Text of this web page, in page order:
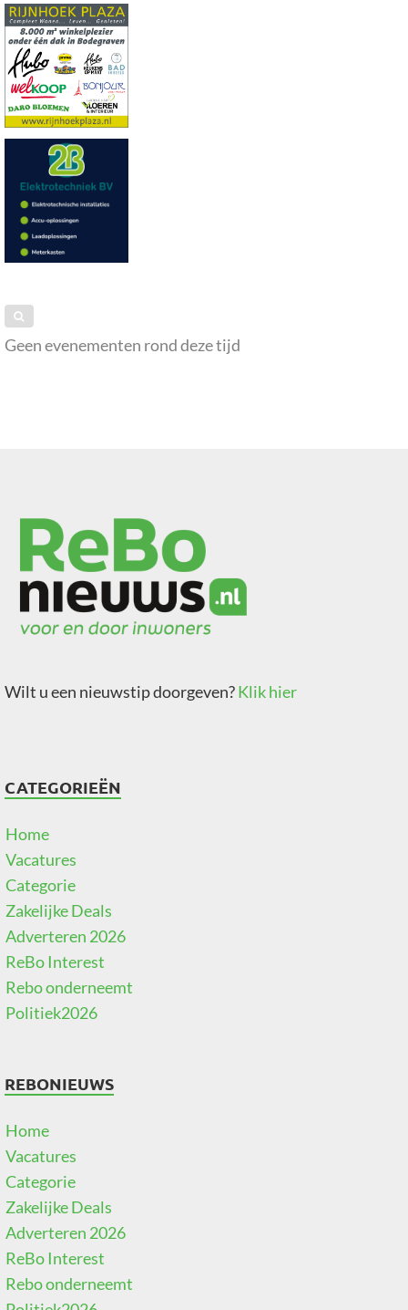
Geen evenementen rond deze tijd
Wilt u een nieuwstip doorgeven?Klik hier
CATEGORIEËN
Home
Vacatures
Categorie
Zakelijke Deals
Adverteren 2026
ReBo Interest
Rebo onderneemt
Politiek2026
REBONIEUWS
Home
Vacatures
Categorie
Zakelijke Deals
Adverteren 2026
ReBo Interest
Rebo onderneemt